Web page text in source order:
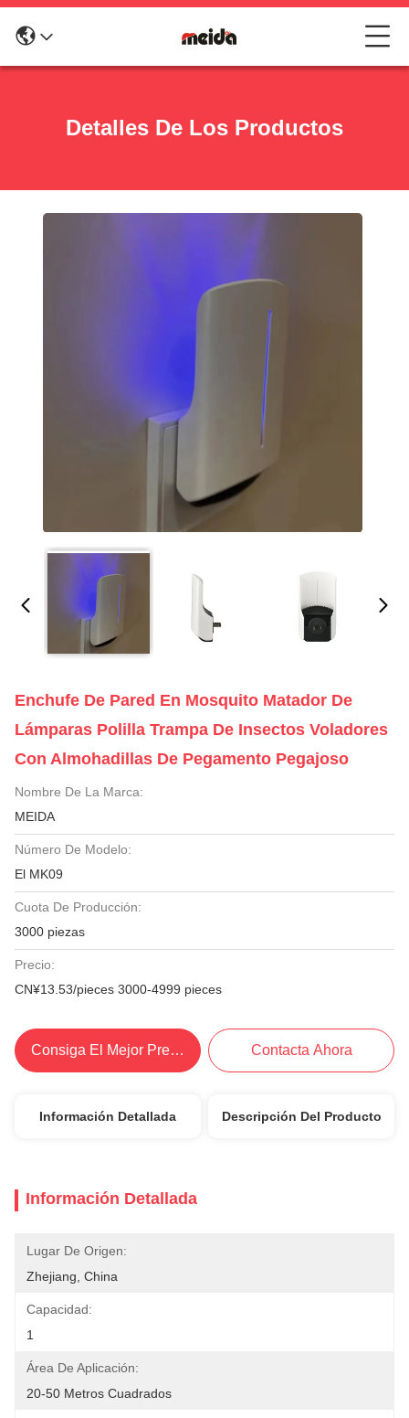
Detalles De Los Productos
Enchufe De Pared En Mosquito Matador De
Lámparas Polilla Trampa De Insectos Voladores
Con Almohadillas De Pegamento Pegajoso
Nombre De La Marca:
MEIDA
Número De Modelo:
El MK09
Cuota De Producción:
3000 piezas
Precio:
CN¥13.53/pieces 3000-4999 pieces
Consiga El Mejor Precio Contacta Ahora
Información Detallada Descripción Del Producto
Información Detallada
Lugar De Origen:
Zhejiang, China
Capacidad:
1
Área De Aplicación:
20-50 Metros Cuadrados